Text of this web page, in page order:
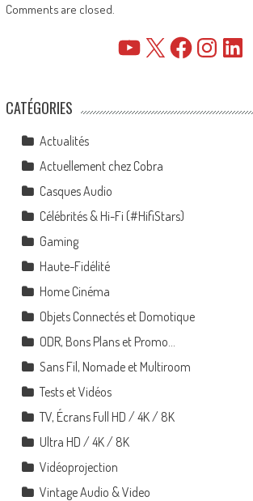
Comments are closed.
YouTube FacebookInstagramLinkedIn
CATÉGORIES
Actualités
Actuellement chez Cobra
Casques Audio
Célébrités & Hi-Fi (#HifiStars)
Gaming
Haute-Fidélité
Home Cinéma
Objets Connectés et Domotique
ODR, Bons Plans et Promo…
Sans Fil, Nomade et Multiroom
Tests et Vidéos
TV, Écrans Full HD / 4K / 8K
Ultra HD / 4K / 8K
Vidéoprojection
Vintage Audio & Video